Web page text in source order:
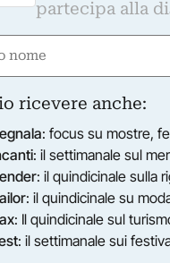
Palazzo
della
con Solares
53 fotografie,
di Guido
in mostra Bob
Peter Gabriel,
Leonard
Waits, James
partecipa alla
ricevere anche:
: focus su mostre,
: il settimanale sul
: il quindicinale sulla
: il quindicinale su
: Il quindicinale sul
: il settimanale sui